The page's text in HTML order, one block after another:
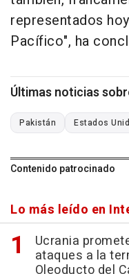
representados
Pacífico", ha
Últimas noticias
Pakistán Estados
Contenido patrocinado
Lo más leído en
Ucrania
ataques a la
Oleoducto del